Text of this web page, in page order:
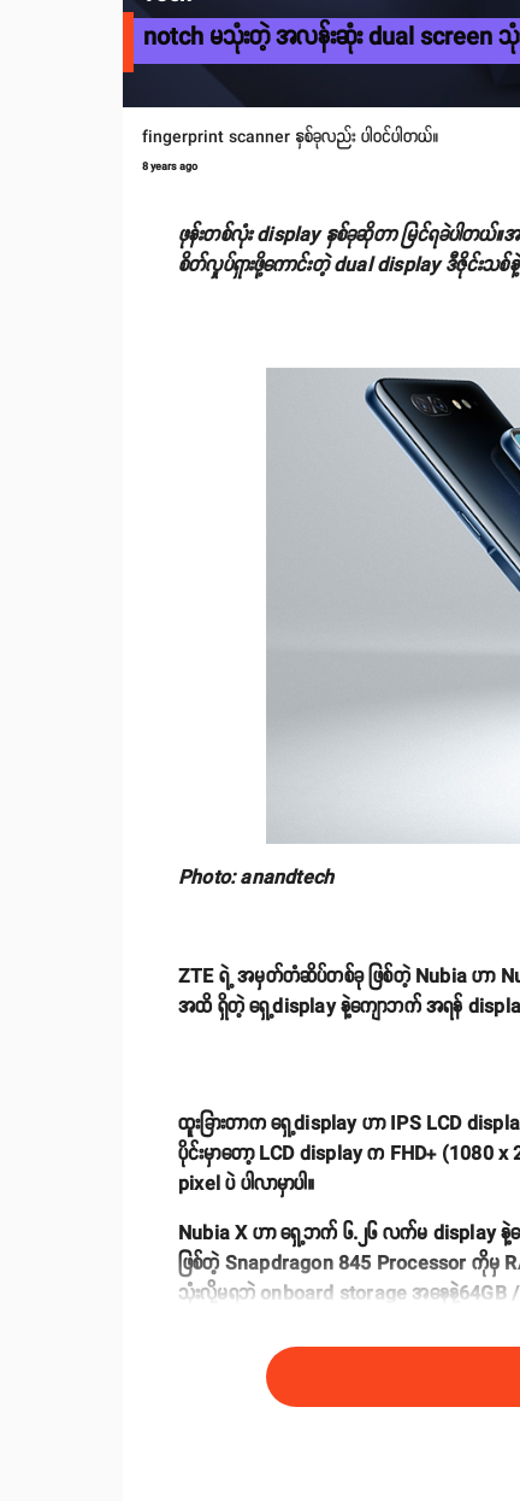
notch မသုံးတဲ့ အလန်းဆုံး dual screen သုံ
fingerprint scanner နှစ်ခုလည်း ပါဝင်ပါတယ်။
8 years ago
ဖုန်းတစ်လုံး display နှစ်ခုဆိုတာ မြင်ရခဲပါတယ်။
စိတ်လှုပ်ရှားဖို့ကောင်းတဲ့ dual display ဒီဇိုင်းသစ်
Photo: anandtech
ZTE ရဲ့ အမှတ်တံဆိပ်တစ်ခု ဖြစ်တဲ့ Nubia ဟာ
အထိ ရှိတဲ့ ရှေ့display နဲ့ကျောဘက် အရန် display
ထူးခြားတာက ရှေ့display ဟာ IPS LCD
ပိုင်းမှာတော့ LCD display က FHD+ (1080
pixel ပဲ ပါလာမှာပါ။
Nubia X ဟာ ရှေ့ဘက် ၆.၂၆ လက်မ display နဲ့
ဖြစ်တဲ့ Snapdragon 845 Processor ကိုမှ
သုံးလို့မရဘဲ onboard storage အနေနဲ့64GB /